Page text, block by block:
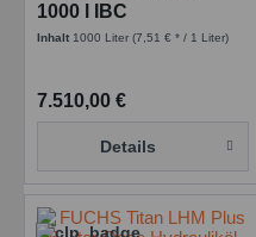
1000 l IBC
Inhalt 1000 Liter(7,51 € * / 1 Liter)
7.510,00 €
Details